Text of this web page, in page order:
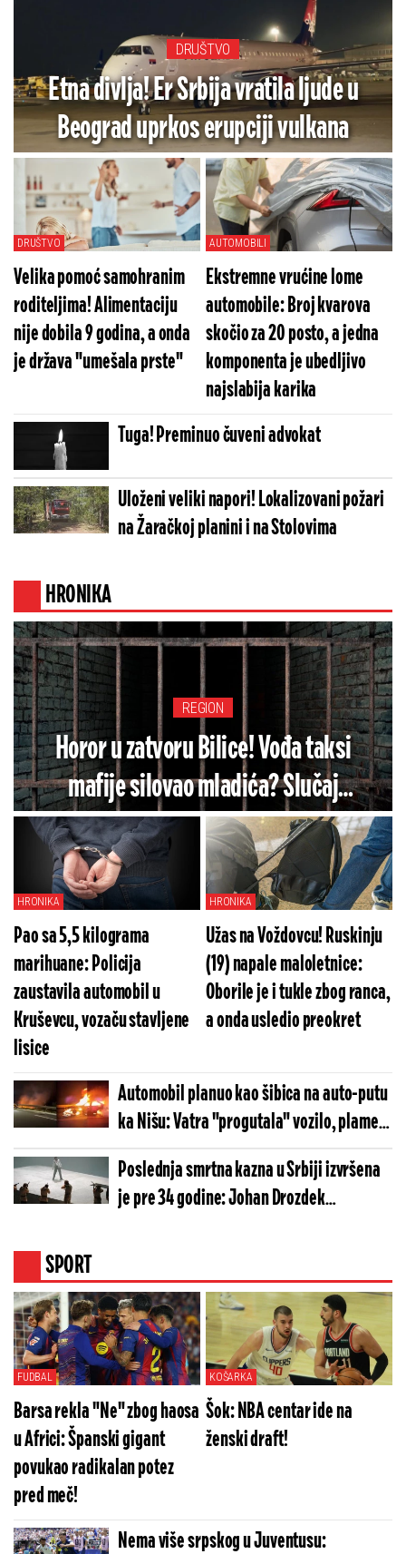
DRUŠTVO
Etna divlja! Er Srbija vratila ljude u
Beograd uprkos erupciji vulkana
DRUŠTVO
Velika pomoć samohranim
roditeljima! Alimentaciju
nije dobila 9 godina, a onda
je država "umešala prste"
AUTOMOBILI
Ekstremne vrućine lome
automobile: Broj kvarova
skočio za 20 posto, a jedna
komponenta je ubedljivo
najslabija karika
Tuga! Preminuo čuveni advokat
Uloženi veliki napori! Lokalizovani požari
na Žaračkoj planini i na Stolovima
HRONIKA
REGION
Horor u zatvoru Bilice! Vođa taksi
mafije silovao mladića? Slučaj
potresao javnost
HRONIKA
Pao sa 5,5 kilograma
marihuane: Policija
zaustavila automobil u
Kruševcu, vozaču stavljene
lisice
HRONIKA
Užas na Voždovcu! Ruskinju
(19) napale maloletnice:
Oborile je i tukle zbog ranca,
a onda usledio preokret
Automobil planuo kao šibica na auto-putu
ka Nišu: Vatra "progutala" vozilo, plamen
zahvatio i travu pored puta (VIDEO)
Poslednja smrtna kazna u Srbiji izvršena
je pre 34 godine: Johan Drozdek
SPORT
FUDBAL
Barsa rekla "Ne" zbog haosa
u Africi: Španski gigant
povukao radikalan potez
pred meč!
KOŠARKA
Šok: NBA centar ide na
ženski draft!
Nema više srpskog u Juventusu: